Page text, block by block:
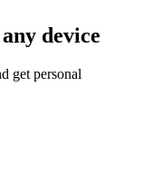
device
get personal